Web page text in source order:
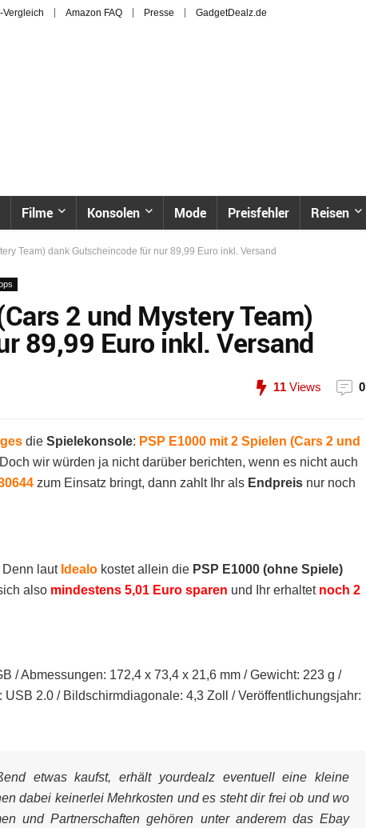
Vergleich Amazon FAQ Presse GadgetDealz.de
Filme Konsolen Mode Preisfehler Reisen
Team) dank Gutscheincode für nur 89,99 Euro inkl. Versand
2 und Mystery Team)
89,99 Euro inkl. Versand
11 Views 0
die Spielekonsole: PSP E1000 mit 2 Spielen (Cars 2 und
wir würden ja nicht darüber berichten, wenn es nicht auch
zum Einsatz bringt, dann zahlt Ihr als Endpreis nur noch
Denn laut Idealo kostet allein die PSP E1000 (ohne Spiele)
also mindestens 5,01 Euro sparen und Ihr erhaltet noch 2
/ Abmessungen: 172,4 x 73,4 x 21,6 mm / Gewicht: 223 g /
2.0 / Bildschirmdiagonale: 4,3 Zoll / Veröffentlichungsjahr:
etwas kaufst, erhält yourdealz eventuell eine kleine
dabei keinerlei Mehrkosten und es steht dir frei ob und wo
und Partnerschaften gehören unter anderem das Ebay